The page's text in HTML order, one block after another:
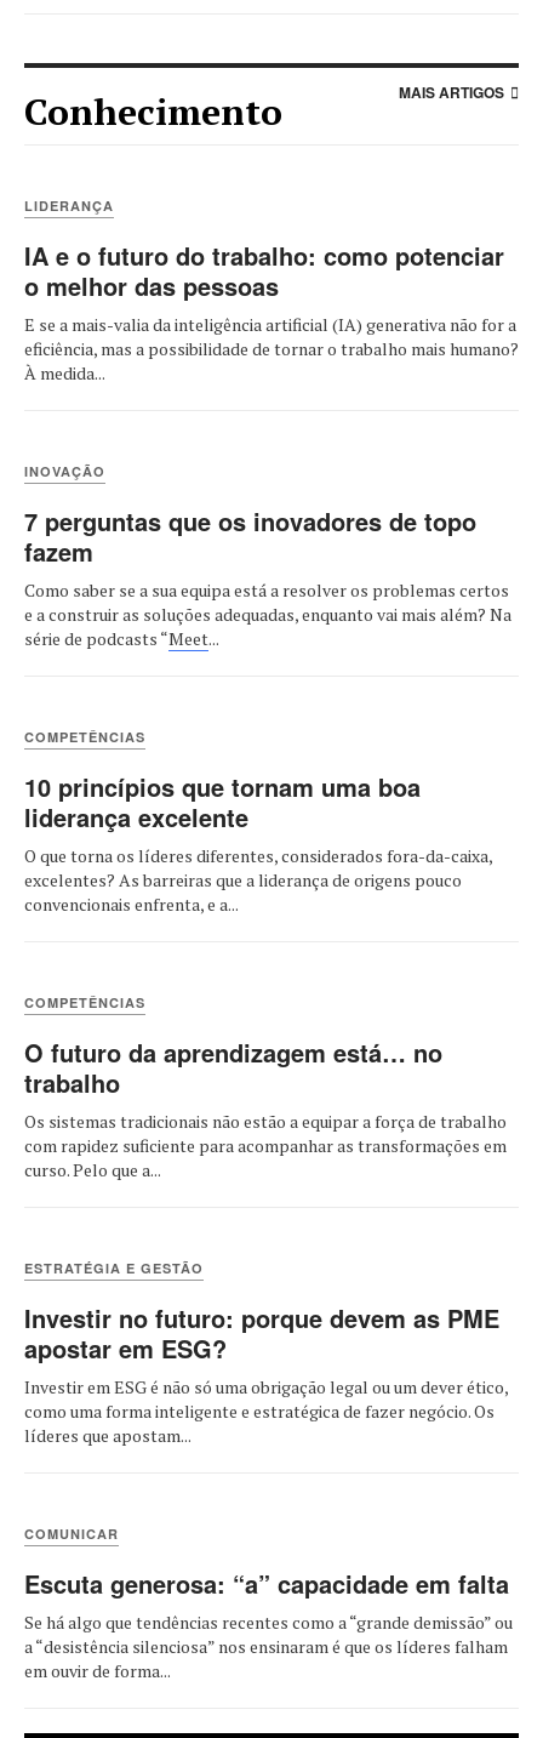
Conhecimento MAIS ARTIGOS
LIDERANÇA
IA e o futuro do trabalho: como potenciar
o melhor das pessoas
E se a mais-valia da inteligência artificial (IA) generativa não for a
eficiência, mas a possibilidade de tornar o trabalho mais humano?
À medida...
INOVAÇÃO
7 perguntas que os inovadores de topo
fazem
Como saber se a sua equipa está a resolver os problemas certos
e a construir as soluções adequadas, enquanto vai mais além? Na
série de podcasts “Meet...
COMPETÊNCIAS
10 princípios que tornam uma boa
liderança excelente
O que torna os líderes diferentes, considerados fora-da-caixa,
excelentes? As barreiras que a liderança de origens pouco
convencionais enfrenta, e a...
COMPETÊNCIAS
O futuro da aprendizagem está… no
trabalho
Os sistemas tradicionais não estão a equipar a força de trabalho
com rapidez suficiente para acompanhar as transformações em
curso. Pelo que a...
ESTRATÉGIA E GESTÃO
Investir no futuro: porque devem as PME
apostar em ESG?
Investir em ESG é não só uma obrigação legal ou um dever ético,
como uma forma inteligente e estratégica de fazer negócio. Os
líderes que apostam...
COMUNICAR
Escuta generosa: “a” capacidade em falta
Se há algo que tendências recentes como a “grande demissão” ou
a “desistência silenciosa” nos ensinaram é que os líderes falham
em ouvir de forma...